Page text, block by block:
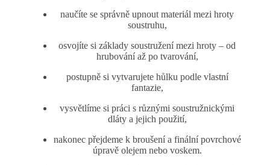
naučíte se správně upnout materiál mezi hroty
soustruhu,
osvojíte si základy soustružení mezi hroty – od
hrubování až po tvarování,
postupně si vytvarujete hůlku podle vlastní
fantazie,
vysvětlíme si práci s různými soustružnickými
dláty a jejich použití,
nakonec přejdeme k broušení a finální povrchové
úpravě olejem nebo voskem.